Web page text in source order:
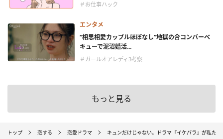
＃お仕事ハック
エンタメ
“相思相愛カップルほぼなし”地獄の合コンバーベ
キューで泥沼婚活...
＃ガールオアレディ3考察
もっと見る
トップ 恋する 恋愛ドラマ キュンだけじゃない。ドラマ『イケパラ』が私た